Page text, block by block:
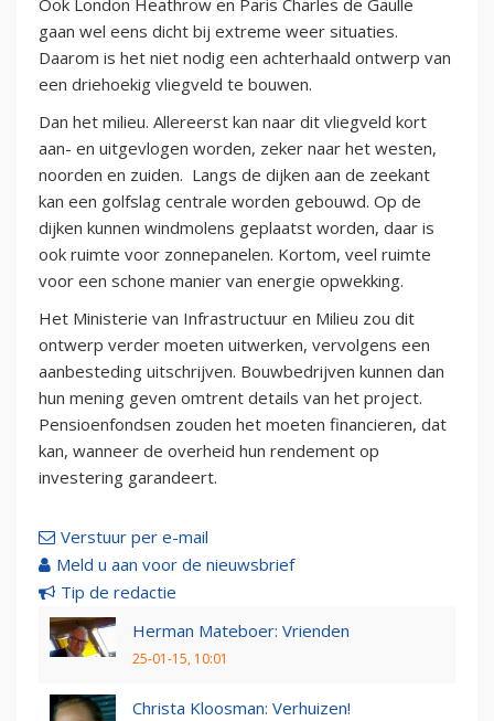
Ook London Heathrow en Paris Charles de Gaulle
gaan wel eens dicht bij extreme weer situaties.
Daarom is het niet nodig een achterhaald ontwerp van
een driehoekig vliegveld te bouwen.
Dan het milieu. Allereerst kan naar dit vliegveld kort
aan- en uitgevlogen worden, zeker naar het westen,
noorden en zuiden. Langs de dijken aan de zeekant
kan een golfslag centrale worden gebouwd. Op de
dijken kunnen windmolens geplaatst worden, daar is
ook ruimte voor zonnepanelen. Kortom, veel ruimte
voor een schone manier van energie opwekking.
Het Ministerie van Infrastructuur en Milieu zou dit
ontwerp verder moeten uitwerken, vervolgens een
aanbesteding uitschrijven. Bouwbedrijven kunnen dan
hun mening geven omtrent details van het project.
Pensioenfondsen zouden het moeten financieren, dat
kan, wanneer de overheid hun rendement op
investering garandeert.
Verstuur per e-mail
Meld u aan voor de nieuwsbrief
Tip de redactie
Herman Mateboer: Vrienden
25-01-15, 10:01
Christa Kloosman: Verhuizen!